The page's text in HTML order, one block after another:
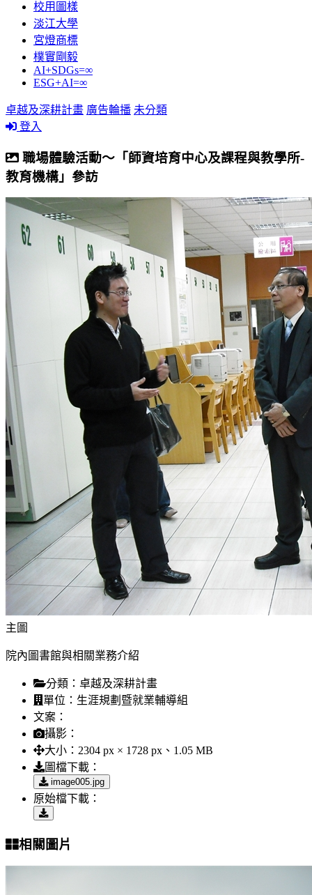
校用圖樣
淡江大學
宮燈商標
樸實剛毅
AI+SDGs=∞
ESG+AI=∞
卓越及深耕計畫 廣告輪播 未分類
登入
職場體驗活動～「師資培育中心及課程與教學所-
教育機構」參訪
主圖
院內圖書館與相關業務介紹
分類： 卓越及深耕計畫
單位： 生涯規劃暨就業輔導組
文案：
攝影：
大小： 2304 px × 1728 px、1.05 MB
圖檔下載：
image005.jpg
原始檔下載：
相關圖片